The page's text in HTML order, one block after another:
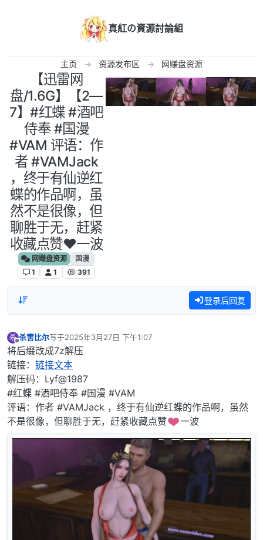
真紅の資源討論組
主页 资源发布区 网赚盘资源
‎【迅雷网
盘/1.6G】【2—
7】#红蝶 #酒吧
侍奉 #国漫
#VAM 评语：作
者 #VAMJack
，终于有仙逆红
蝶的作品啊，虽
然不是很像，但
聊胜于无，赶紧
收藏点赞❤️一波
网赚盘资源
国漫
1
1 391
登录后回复
杀
离线
杀害比尔写于2025年3月27日 下午1:07
最后由 编辑
将后缀改成7z解压
链接： 链接文本
解压码：Lyf@1987
#红蝶 #酒吧侍奉 #国漫 #VAM
评语：作者 #VAMJack ，终于有仙逆红蝶的作品啊，虽然
不是很像，但聊胜于无，赶紧收藏点赞
️一波